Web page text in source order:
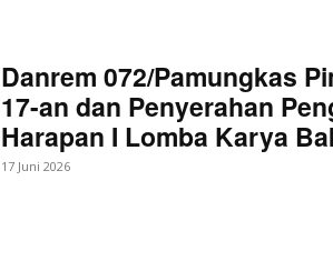
Danrem 072/Pamungkas
17-an dan Penyerahan
Harapan I Lomba Karya
17 Juni 2026